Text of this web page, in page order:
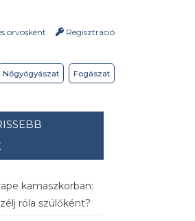
orvosként Regisztráció
Fogászat
Nőgyógyászat
kamaszkorban:
róla szülőként?